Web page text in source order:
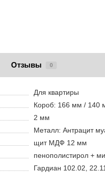
Отзывы 0
Для квартиры
Короб: 166 мм / 140
2 мм
Металл: Антрацит
щит МДФ 12 мм
пенополистирол +
Гардиан 102.02,